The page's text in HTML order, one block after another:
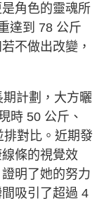
角色的靈魂所
達到 78 公斤
不做出改變，
計劃，大方曬
時 50 公斤、
排對比。近期發
條的視覺效
明了她的努力
吸引了超過 4